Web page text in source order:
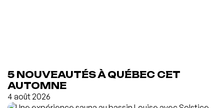
5 NOUVEAUTÉS À QUÉBEC CET
AUTOMNE
4 août 2026